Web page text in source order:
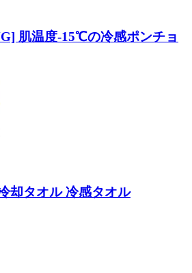
肌温度-15℃の冷感ポンチョ
却タオル 冷感タオル